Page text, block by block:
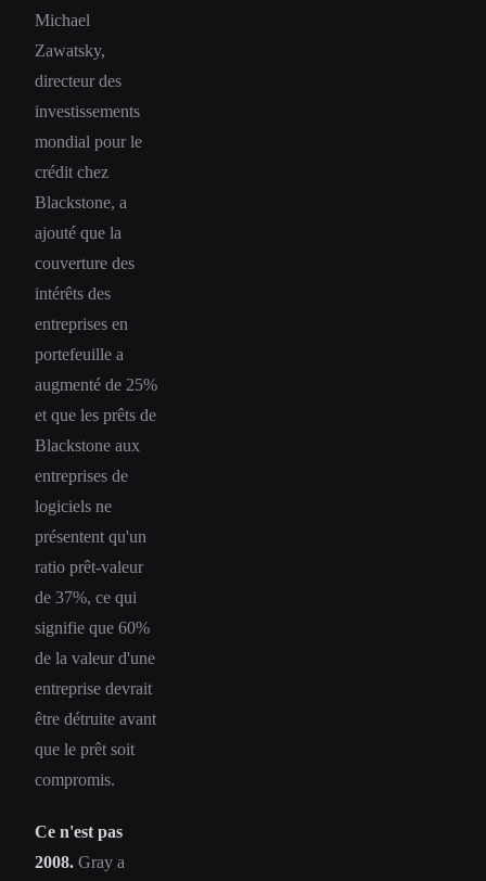
Michael
Zawatsky,
directeur des
investissements
mondial pour le
crédit chez
Blackstone, a
ajouté que la
couverture des
intérêts des
entreprises en
portefeuille a
augmenté de 25%
et que les prêts de
Blackstone aux
entreprises de
logiciels ne
présentent qu'un
ratio prêt-valeur
de 37%, ce qui
signifie que 60%
de la valeur d'une
entreprise devrait
être détruite avant
que le prêt soit
compromis.
Ce n'est pas
2008. Gray a